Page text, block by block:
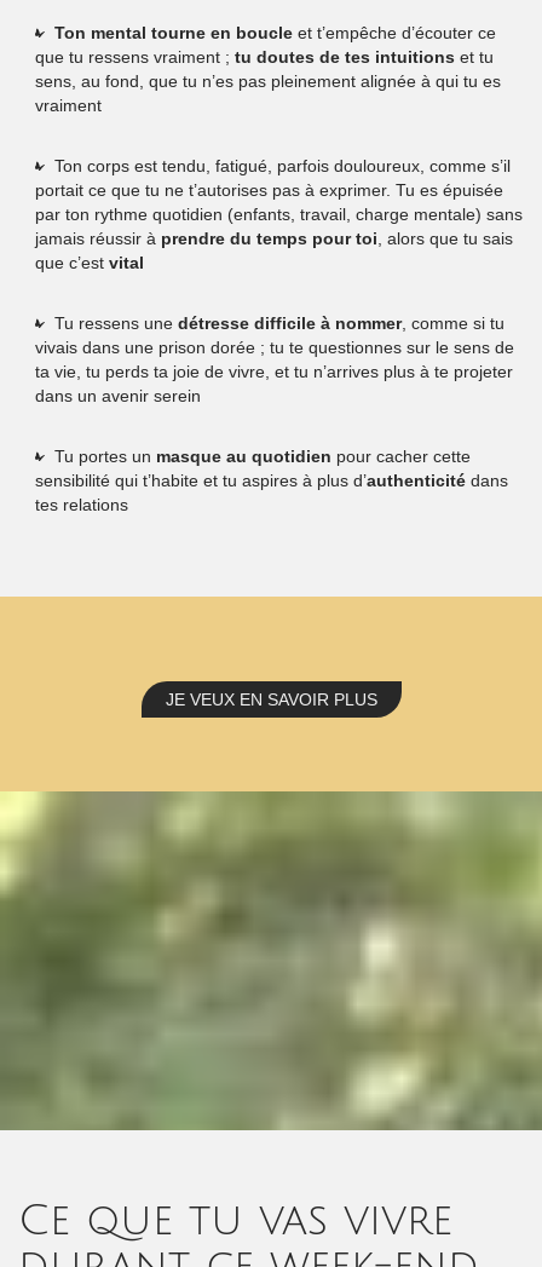
Ton mental tourne en boucle et t’empêche d’écouter ce
que tu ressens vraiment ; tu doutes de tes intuitions et tu
sens, au fond, que tu n’es pas pleinement alignée à qui tu es
vraiment
Ton corps est tendu, fatigué, parfois douloureux, comme s’il
portait ce que tu ne t’autorises pas à exprimer. Tu es épuisée
par ton rythme quotidien (enfants, travail, charge mentale) sans
jamais réussir à prendre du temps pour toi , alors que tu sais
que c’est vital
Tu ressens unedétresse difficile à nommer, comme si tu
vivais dans une prison dorée ; tu te questionnes sur le sens de
ta vie, tu perds ta joie de vivre, et tu n’arrives plus à te projeter
dans un avenir serein
Tu portes un masque au quotidien pour cacher cette
sensibilité qui t’habite et tu aspires à plus d’authenticité dans
tes relations
JE VEUX EN SAVOIR PLUS
Ce que tu vas vivre